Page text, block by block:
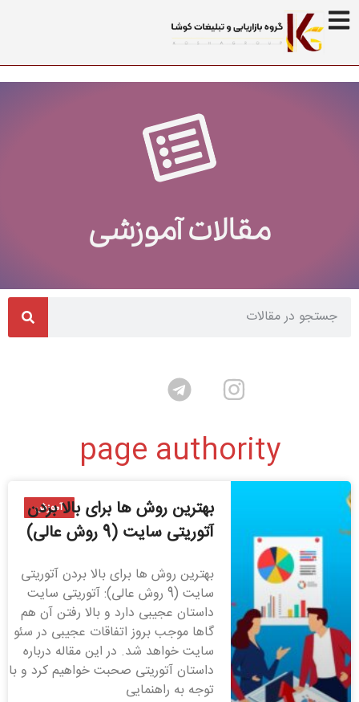
مقالات آموزشی
page authority
آموزش
بهترین روش ها برای بالا بردن
آتوریتی سایت (9 روش عالی)
بهترین روش ها برای بالا بردن آتوریتی
سایت (9 روش عالی): آتوریتی سایت
داستان عجیبی دارد و بالا رفتن آن هم
گاها موجب بروز اتفاقات عجیبی در سئو
سایت خواهد شد. در این مقاله درباره
داستان آتوریتی صحبت خواهیم کرد و با
توجه به راهنمایی